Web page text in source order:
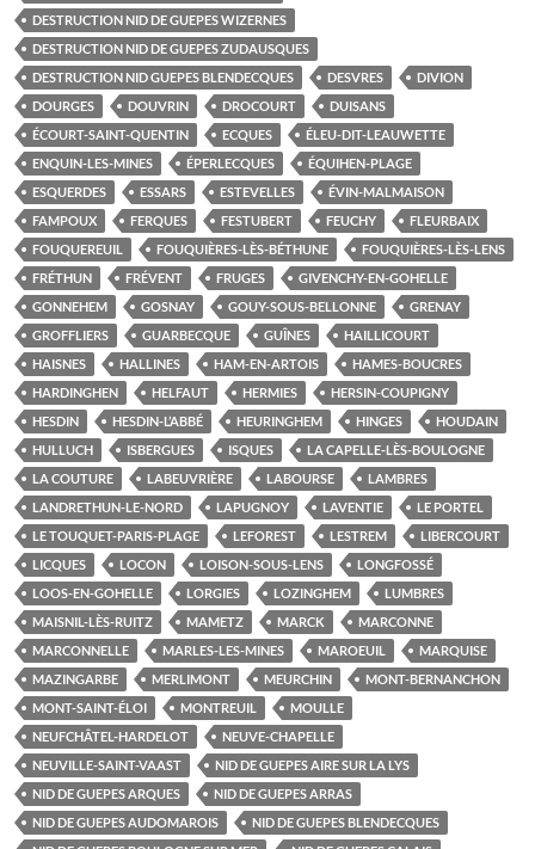
DESTRUCTION NID DE GUEPES WIZERNES
DESTRUCTION NID DE GUEPES ZUDAUSQUES
DESTRUCTION NID GUEPES BLENDECQUES
DESVRES
DIVION
DOURGES
DOUVRIN DROCOURT
DUISANS
ÉCOURT-SAINT-QUENTIN
ECQUES
ÉLEU-DIT-LEAUWETTE
ENQUIN-LES-MINES
ÉPERLECQUES
ÉQUIHEN-PLAGE
ESQUERDES
ESSARS ESTEVELLES
ÉVIN-MALMAISON
FAMPOUX
FERQUES FESTUBERT FEUCHY
FLEURBAIX
FOUQUEREUIL
FOUQUIÈRES-LÈS-BÉTHUNE
FOUQUIÈRES-LÈS-LENS
FRÉTHUN
FRÉVENT FRUGES
GIVENCHY-EN-GOHELLE
GONNEHEM
GOSNAY GOUY-SOUS-BELLONNE
GRENAY
GROFFLIERS
GUARBECQUE GUÎNES
HAILLICOURT
HAISNES
HALLINES HAM-EN-ARTOIS
HAMES-BOUCRES
HARDINGHEN
HELFAUT HERMIES
HERSIN-COUPIGNY
HESDIN
HESDIN-L’ABBÉ HEURINGHEM HINGES
HOUDAIN
HULLUCH
ISBERGUES ISQUES
LA CAPELLE-LÈS-BOULOGNE
LA COUTURE
LABEUVRIÈRE LABOURSE
LAMBRES
LANDRETHUN-LE-NORD
LAPUGNOY LAVENTIE
LE PORTEL
LE TOUQUET-PARIS-PLAGE
LEFOREST LESTREM
LIBERCOURT
LICQUES
LOCON LOISON-SOUS-LENS
LONGFOSSÉ
LOOS-EN-GOHELLE
LORGIES LOZINGHEM
LUMBRES
MAISNIL-LÈS-RUITZ
MAMETZ MARCK
MARCONNE
MARCONNELLE
MARLES-LES-MINES MAROEUIL
MARQUISE
MAZINGARBE
MERLIMONT MEURCHIN
MONT-BERNANCHON
MONT-SAINT-ÉLOI
MONTREUIL
MOULLE
NEUFCHÂTEL-HARDELOT
NEUVE-CHAPELLE
NEUVILLE-SAINT-VAAST
NID DE GUEPES AIRE SUR LA LYS
NID DE GUEPES ARQUES
NID DE GUEPES ARRAS
NID DE GUEPES AUDOMAROIS
NID DE GUEPES BLENDECQUES